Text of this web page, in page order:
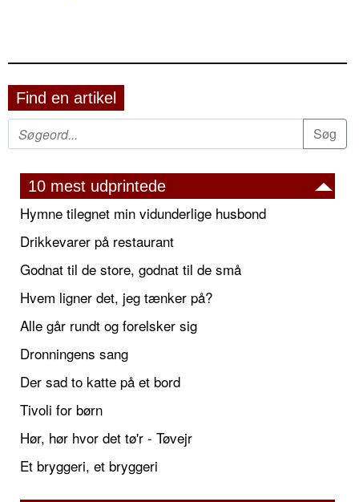
Find en artikel
10 mest udprintede
Hymne tilegnet min vidunderlige husbond
Drikkevarer på restaurant
Godnat til de store, godnat til de små
Hvem ligner det, jeg tænker på?
Alle går rundt og forelsker sig
Dronningens sang
Der sad to katte på et bord
Tivoli for børn
Hør, hør hvor det tø'r - Tøvejr
Et bryggeri, et bryggeri